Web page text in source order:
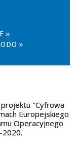
»
»
"Cyfrowa
Europejskiego
Operacyjnego
2020.